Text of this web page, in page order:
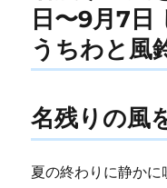
日〜9月7日
うちわと風
名残りの風
夏の終わりに静か